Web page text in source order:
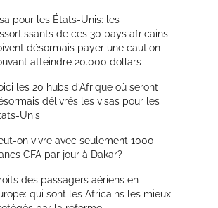
pour les États-Unis: les
de ces 30 pays africains
désormais payer une caution
atteindre 20.000 dollars
les 20 hubs d’Afrique où seront
délivrés les visas pour les
Unis
on vivre avec seulement 1000
CFA par jour à Dakar?
des passagers aériens en
qui sont les Africains les mieux